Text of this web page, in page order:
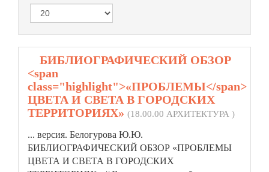
БИБЛИОГРАФИЧЕСКИЙ ОБЗОР
<span
class="highlight">«ПРОБЛЕМЫ</span>
ЦВЕТА И СВЕТА В ГОРОДСКИХ
ТЕРРИТОРИЯХ» (18.00.00 АРХИТЕКТУРА )
... версия. Белогурова Ю.Ю.
БИБЛИОГРАФИЧЕСКИЙ ОБЗОР «ПРОБЛЕМЫ
ЦВЕТА И СВЕТА В ГОРОДСКИХ